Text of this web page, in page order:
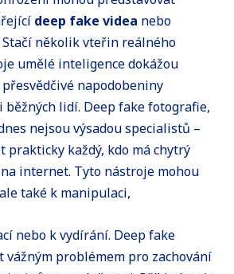
deep fake videa nebo
Stačí několik vteřin reálného
umělé inteligence dokážou
napodobeniny
lidí. Deep fake fotografie,
nejsou výsadou specialistů –
prakticky každý, kdo má chytrý
internet. Tyto nástroje mohou
také k manipulaci,
nebo k vydírání. Deep fake
vážným problémem pro zachování